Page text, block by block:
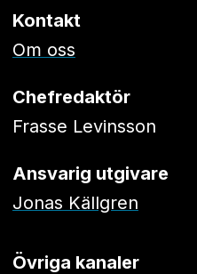
Kontakt
Om oss
Chefredaktör
Frasse Levinsson
Ansvarig utgivare
Jonas Källgren
Övriga kanaler